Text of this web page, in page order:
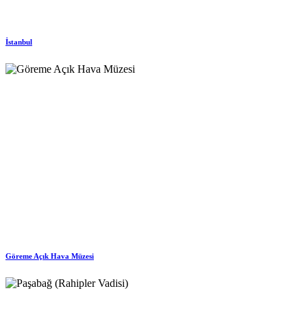
İstanbul
Göreme Açık Hava Müzesi